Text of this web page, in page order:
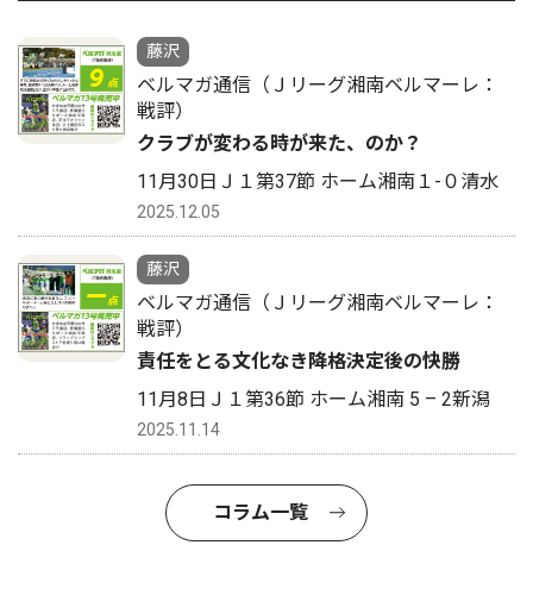
藤沢
ベルマガ通信（Ｊリーグ湘南ベルマーレ：
戦評）
クラブが変わる時が来た、のか？
11月30日Ｊ１第37節 ホーム湘南１-０清水
2025.12.05
藤沢
ベルマガ通信（Ｊリーグ湘南ベルマーレ：
戦評）
責任をとる文化なき降格決定後の快勝
11月8日Ｊ１第36節 ホーム湘南 5 – 2新潟
2025.11.14
コラム一覧